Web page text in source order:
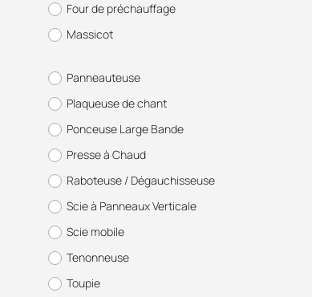
Four de préchauffage
Massicot
Panneauteuse
Plaqueuse de chant
Ponceuse Large Bande
Presse à Chaud
Raboteuse / Dégauchisseuse
Scie à Panneaux Verticale
Scie mobile
Tenonneuse
Toupie